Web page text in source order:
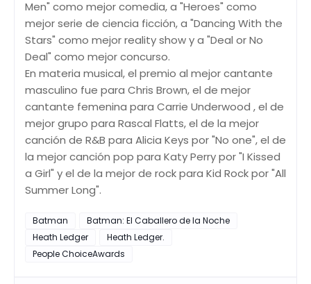
Men" como mejor comedia, a "Heroes" como
mejor serie de ciencia ficción, a "Dancing With the
Stars" como mejor reality show y a "Deal or No
Deal" como mejor concurso.
En materia musical, el premio al mejor cantante
masculino fue para Chris Brown, el de mejor
cantante femenina para Carrie Underwood , el de
mejor grupo para Rascal Flatts, el de la mejor
canción de R&B para Alicia Keys por "No one", el de
la mejor canción pop para Katy Perry por "I Kissed
a Girl" y el de la mejor de rock para Kid Rock por "All
Summer Long".
Batman
Batman: El Caballero de la Noche
Heath Ledger
Heath Ledger.
People ChoiceAwards